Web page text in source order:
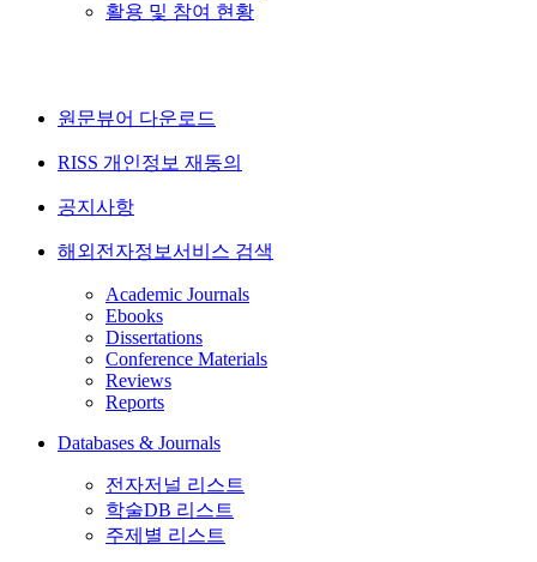
활용 및 참여 현황
원문뷰어 다운로드
RISS 개인정보 재동의
공지사항
해외전자정보서비스 검색
Academic Journals
Ebooks
Dissertations
Conference Materials
Reviews
Reports
Databases & Journals
전자저널 리스트
학술DB 리스트
주제별 리스트